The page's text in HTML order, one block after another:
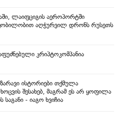
ლაიფციგის აეროპორტში
აღჭურვილ დრონს რუსეთს
კრიპტოკომპანია
ისტორიები თქმულა
შესახებ, მაგრამ ეს არ ყოფილა
- იაგო ხვიჩია